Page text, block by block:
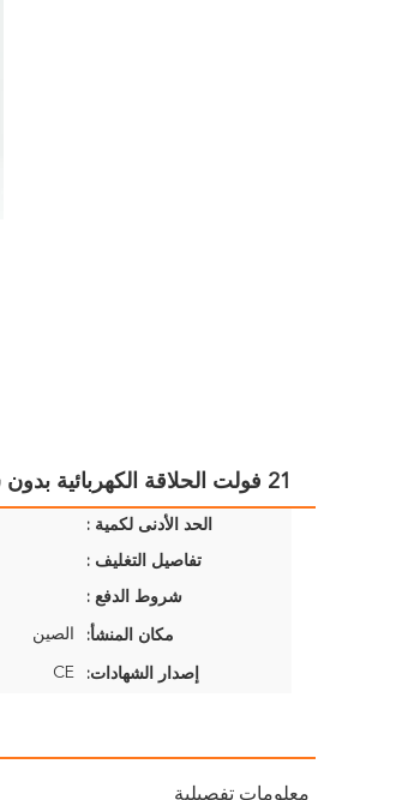
21 فولت الحلاقة الكهربائية بدون سلك بطارية الليثيوم حلاقة الحديقة أدوات الحديقة
الحد الأدنى لكمية :
تفاصيل التغليف :
شروط الدفع :
مكان المنشأ: الصين
إصدار الشهادات: CE
معلومات تفصيلية